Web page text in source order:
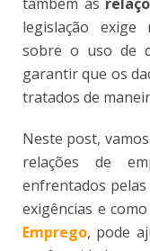
legislação
sobre o uso de
garantir que os
tratados de
Neste post,
relações de
enfrentados
exigências e
Emprego, pode